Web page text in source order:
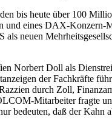
bis heute über 100
und eines DAX-Konzern-
neuen
Norbert Doll als
der Fachkräfte
durch Zoll,
Mitarbeiter fragte
bedeuten, daß der Kahn